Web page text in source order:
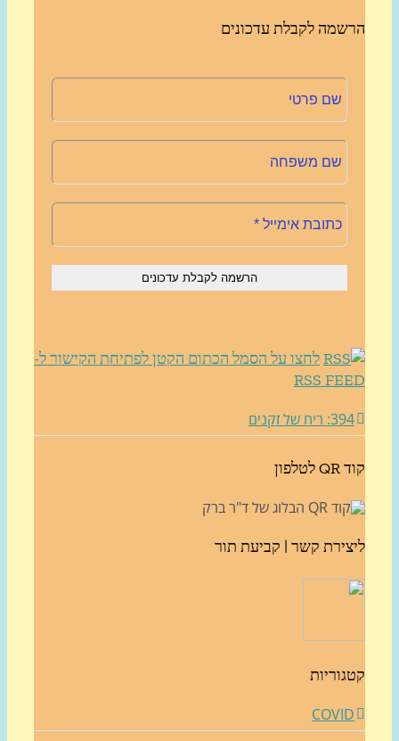
לקבלת עדכונים
לחצו על הסמל הכתום הקטן לפתיחת הקישור ל-
RSS
קשר | קביעת תור